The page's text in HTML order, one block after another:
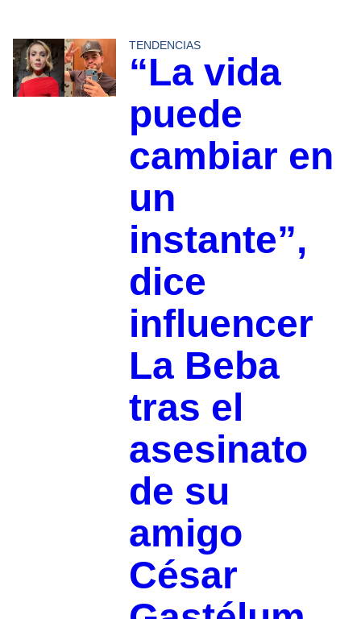
TENDENCIAS
“La vida
puede
cambiar en
un
instante”,
dice
influencer
La Beba
tras el
asesinato
de su
amigo
César